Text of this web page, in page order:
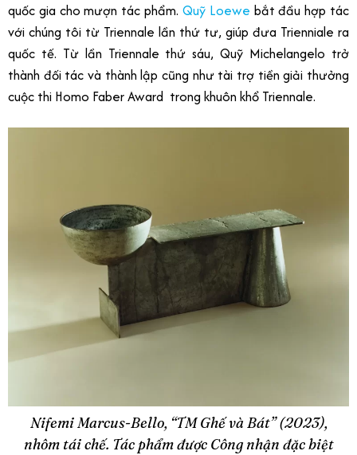
quốc gia cho mượn tác phẩm. Quỹ Loewe bắt đầu hợp tác
với chúng tôi từ Triennale lần thứ tư, giúp đưa Trienniale ra
quốc tế. Từ lần Triennale thứ sáu, Quỹ Michelangelo trở
thành đối tác và thành lập cũng như tài trợ tiền giải thưởng
cuộc thi Homo Faber Award trong khuôn khổ Triennale.
Nifemi Marcus-Bello, “TM Ghế và Bát” (2023),
nhôm tái chế. Tác phẩm được Công nhận đặc biệt